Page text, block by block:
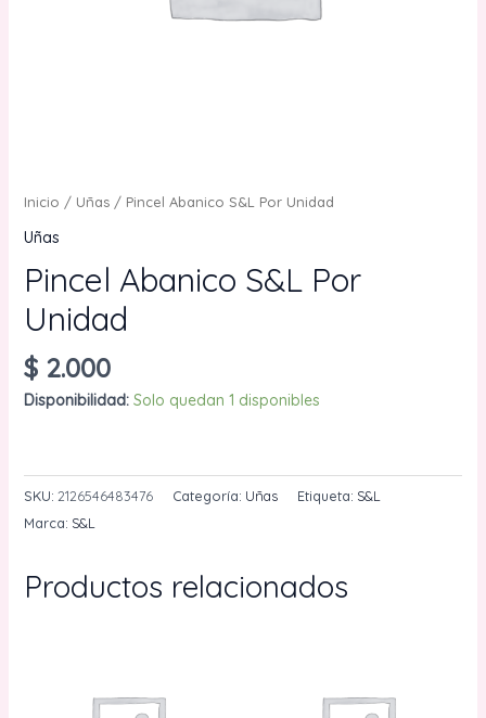
Inicio / Uñas/ Pincel Abanico S&L Por Unidad
Uñas
Pincel Abanico S&L Por
Unidad
$2.000
Disponibilidad: Solo quedan 1 disponibles
S&L
Por
cantidad
SKU: 2126546483476 Categoría: Uñas Etiqueta: S&L
Marca: S&L
Productos relacionados